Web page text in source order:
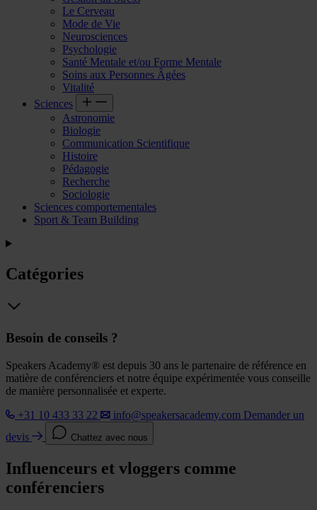
Le Cerveau
Mode de Vie
Neurosciences
Psychologie
Santé Mentale et/ou Forme Mentale
Soins aux Personnes Âgées
Vitalité
Sciences
Astronomie
Biologie
Communication Scientifique
Histoire
Pédagogie
Recherche
Sociologie
Sciences comportementales
Sport & Team Building
Catégories
Besoin de conseils ?
Speakers Academy® est depuis 30 ans le partenaire de référence en
matière de conférenciers et notre équipe expérimentée vous conseille
de manière personnalisée et experte.
+31 10 433 33 22
info@speakersacademy.com Demander un
devis
Chattez avec nous
Influenceurs et vloggers comme
conférenciers